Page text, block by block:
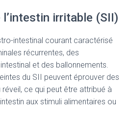
l’intestin irritable (SII)
intestinal courant caractérisé
récurrentes, des
et des ballonnements.
du SII peuvent éprouver des
ce qui peut être attribué à
aux stimuli alimentaires ou